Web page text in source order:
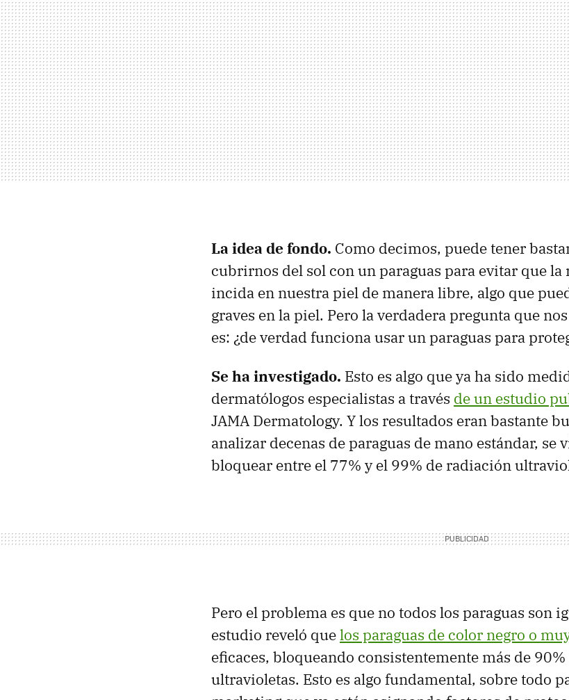
La idea de fondo. Como decimos, puede tener
cubrirnos del sol con un paraguas para evitar que
incida en nuestra piel de manera libre, algo que
graves en la piel. Pero la verdadera pregunta que
es: ¿de verdad funciona usar un paraguas para
Se ha investigado. Esto es algo que ya ha sido
dermatólogos especialistas a través de un estudio
JAMA Dermatology. Y los resultados eran bastante
analizar decenas de paraguas de mano estándar, se
bloquear entre el 77% y el 99% de radiación
Pero el problema es que no todos los paraguas son
estudio reveló quelos paraguas de color negro o
eficaces, bloqueando consistentemente más de 90%
ultravioletas. Esto es algo fundamental, sobre todo